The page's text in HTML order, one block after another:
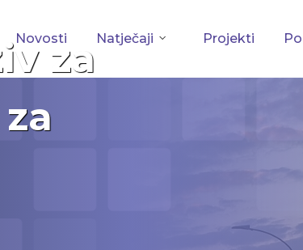
Novosti Natječaji Projekti
za